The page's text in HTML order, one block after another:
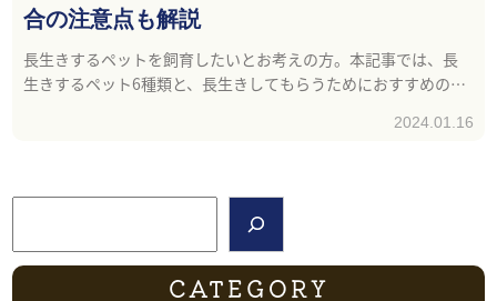
合の注意点も解説
長生きするペットを飼育したいとお考えの方。本記事では、長
生きするペット6種類と、長生きしてもらうためにおすすめの健
2024.01.16
検索
CATEGORY